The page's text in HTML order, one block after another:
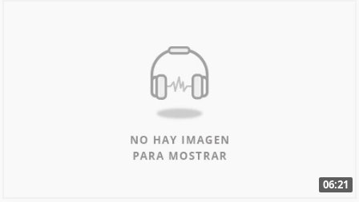
06:21